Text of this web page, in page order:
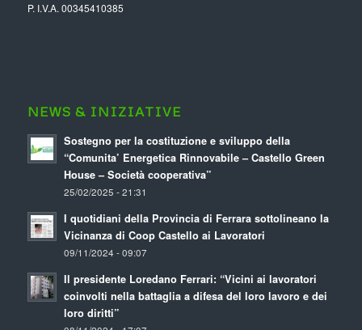
P. I.V.A. 00345410385
NEWS & INIZIATIVE
Sostegno per la costituzione e sviluppo della
“Comunita’ Energetica Rinnovabile – Castello Green
House – Società cooperativa”
25/02/2025 - 21:31
I quotidiani della Provincia di Ferrara sottolineano la
Vicinanza di Coop Castello ai Lavoratori
09/11/2024 - 09:07
Il presidente Loredano Ferrari: “Vicini ai lavoratori
coinvolti nella battaglia a difesa del loro lavoro e dei
loro diritti”